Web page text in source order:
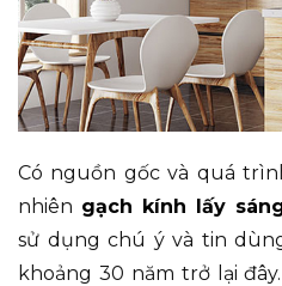
Có nguồn gốc và quá
nhiên gạch kính lấy
sử dụng chú ý và tin
khoảng 30 năm trở lại